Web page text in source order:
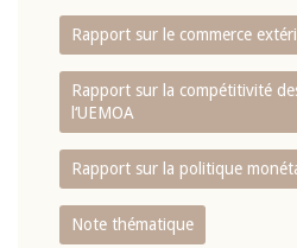
Rapport sur le commerce
Rapport sur la compétitivité
l‘UEMOA
Rapport sur la politique
Note thématique